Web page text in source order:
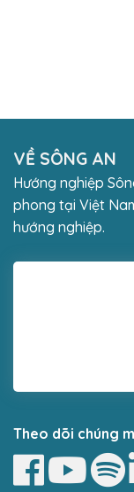
VỀ SÔNG AN
Hướng nghiệp
phong tại Việt
hướng nghiệp.
Theo dõi chúng